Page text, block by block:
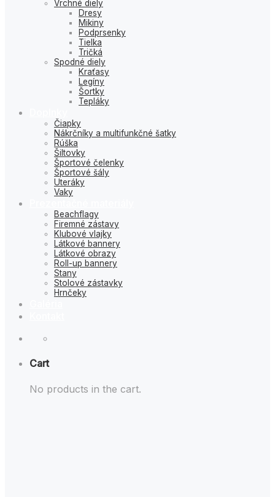
Vrchné diely
Dresy
Mikiny
Podprsenky
Tielka
Tričká
Spodné diely
Kraťasy
Legíny
Šortky
Tepláky
Čiapky
Nákrčníky a multifunkčné šatky
Rúška
Šiltovky
Športové čelenky
Športové šály
Uteráky
Vaky
Beachflagy
Firemné zástavy
Klubové vlajky
Látkové bannery
Látkové obrazy
Roll-up bannery
Stany
Stolové zástavky
Hrnčeky
Cart
No products in the cart.